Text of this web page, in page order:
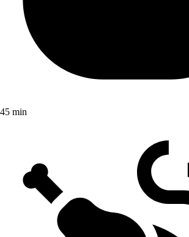
45 min